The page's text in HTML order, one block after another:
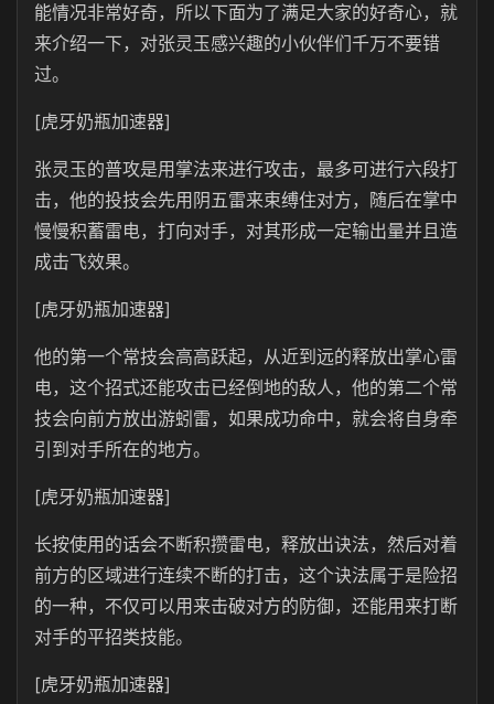
能情况非常好奇，所以下面为了满足大家的好奇心，就
来介绍一下，对张灵玉感兴趣的小伙伴们千万不要错
过。
[虎牙奶瓶加速器]
张灵玉的普攻是用掌法来进行攻击，最多可进行六段打
击，他的投技会先用阴五雷来束缚住对方，随后在掌中
慢慢积蓄雷电，打向对手，对其形成一定输出量并且造
成击飞效果。
[虎牙奶瓶加速器]
他的第一个常技会高高跃起，从近到远的释放出掌心雷
电，这个招式还能攻击已经倒地的敌人，他的第二个常
技会向前方放出游蚓雷，如果成功命中，就会将自身牵
引到对手所在的地方。
[虎牙奶瓶加速器]
长按使用的话会不断积攒雷电，释放出诀法，然后对着
前方的区域进行连续不断的打击，这个诀法属于是险招
的一种，不仅可以用来击破对方的防御，还能用来打断
对手的平招类技能。
[虎牙奶瓶加速器]